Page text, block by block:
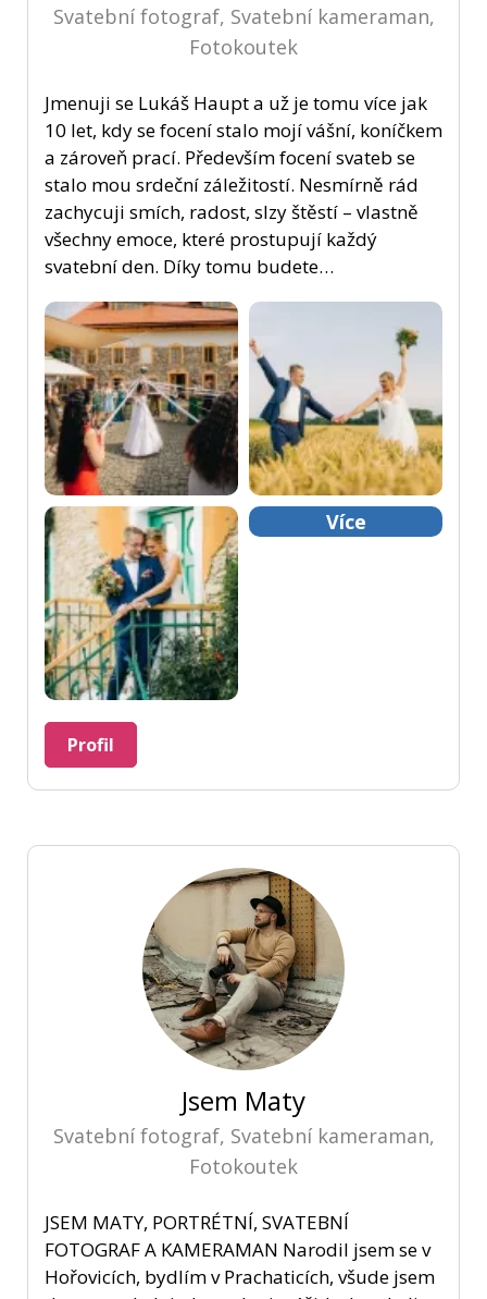
Svatební fotograf, Svatební kameraman,
Fotokoutek
Jmenuji se Lukáš Haupt a už je tomu více jak
10 let, kdy se focení stalo mojí vášní, koníčkem
a zároveň prací. Především focení svateb se
stalo mou srdeční záležitostí. Nesmírně rád
zachycuji smích, radost, slzy štěstí – vlastně
všechny emoce, které prostupují každý
svatební den. Díky tomu budete…
Více
Profil
Jsem Maty
Svatební fotograf, Svatební kameraman,
Fotokoutek
JSEM MATY, PORTRÉTNÍ, SVATEBNÍ
FOTOGRAF A KAMERAMAN Narodil jsem se v
Hořovicích, bydlím v Prachaticích, všude jsem